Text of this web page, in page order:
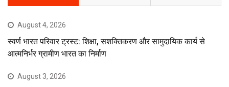
August 4, 2026
स्वर्ण भारत परिवार ट्रस्ट: शिक्षा, सशक्तिकरण और सामुदायिक कार्य से
आत्मनिर्भर ग्रामीण भारत का निर्माण
August 3, 2026